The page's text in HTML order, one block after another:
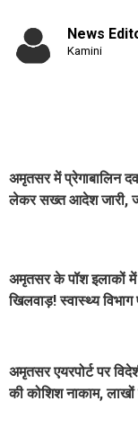
News
Kamini
अमृतसर में प्रेगाबालिन
लेकर सख्त आदेश जारी,
अमृतसर के पॉश इलाकों
खिलवाड़! स्वास्थ्य
अमृतसर एयरपोर्ट पर
की कोशिश नाकाम,